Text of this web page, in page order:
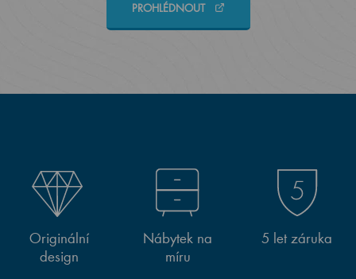
PROHLÉDNOUT
Originální
design
Nábytek na
míru
5 let záruka